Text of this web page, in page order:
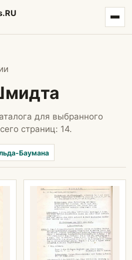
для выбранного
страниц: 14.
Баумана